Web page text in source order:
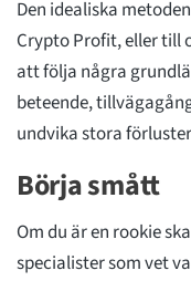
Den idealiska
Crypto Profit, eller till
att följa några
beteende,
undvika stora
Börja smått
Om du är en rookie
specialister som vet